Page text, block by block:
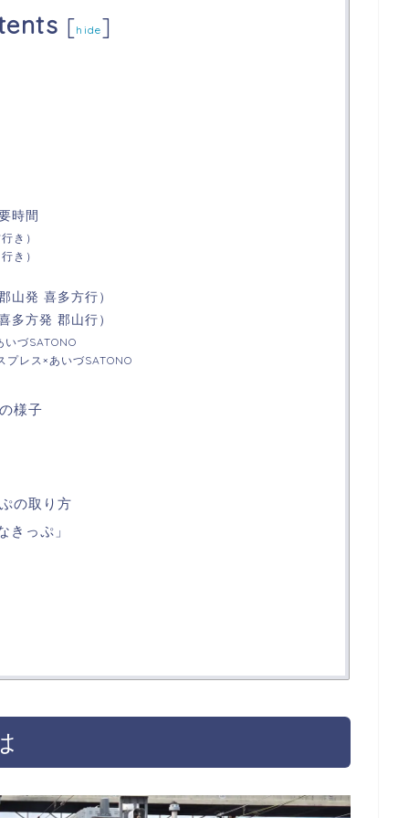
[hide]
時間
き）
き）
山発 喜多方行）
多方発 郡山行）
づSATONO
レス×あいづSATONO
様子
の取り方
きっぷ」